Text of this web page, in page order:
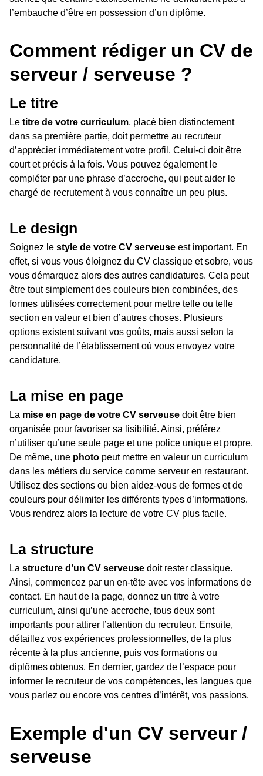
l’embauche d’être en possession d’un diplôme.
Comment rédiger un CV de
serveur / serveuse ?
Le titre
Le titre de votre curriculum, placé bien distinctement
dans sa première partie, doit permettre au recruteur
d’apprécier immédiatement votre profil. Celui-ci doit être
court et précis à la fois. Vous pouvez également le
compléter par une phrase d’accroche, qui peut aider le
chargé de recrutement à vous connaître un peu plus.
Le design
Soignez le style de votre CV serveuse est important. En
effet, si vous vous éloignez du CV classique et sobre, vous
vous démarquez alors des autres candidatures. Cela peut
être tout simplement des couleurs bien combinées, des
formes utilisées correctement pour mettre telle ou telle
section en valeur et bien d’autres choses. Plusieurs
options existent suivant vos goûts, mais aussi selon la
personnalité de l’établissement où vous envoyez votre
candidature.
La mise en page
La mise en page de votre CV serveuse doit être bien
organisée pour favoriser sa lisibilité. Ainsi, préférez
n’utiliser qu’une seule page et une police unique et propre.
De même, une photo peut mettre en valeur un curriculum
dans les métiers du service comme serveur en restaurant.
Utilisez des sections ou bien aidez-vous de formes et de
couleurs pour délimiter les différents types d’informations.
Vous rendrez alors la lecture de votre CV plus facile.
La structure
La structure d’un CV serveuse doit rester classique.
Ainsi, commencez par un en-tête avec vos informations de
contact. En haut de la page, donnez un titre à votre
curriculum, ainsi qu’une accroche, tous deux sont
importants pour attirer l’attention du recruteur. Ensuite,
détaillez vos expériences professionnelles, de la plus
récente à la plus ancienne, puis vos formations ou
diplômes obtenus. En dernier, gardez de l’espace pour
informer le recruteur de vos compétences, les langues que
vous parlez ou encore vos centres d’intérêt, vos passions.
Exemple d'un CV serveur /
serveuse